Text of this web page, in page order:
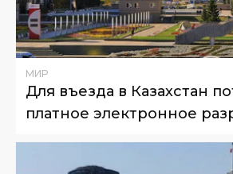
МИР
Для въезда в Казахстан
платное электронное